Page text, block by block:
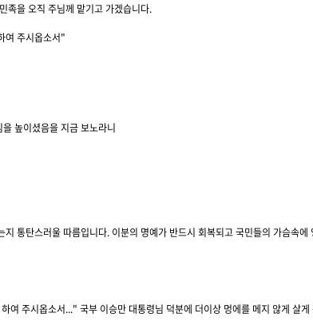
족을 오직 주님께 맡기고 가겠습니다.
여 주시옵소서"
높이셨음을 지금 보노라니
통탄스러울 따름입니다. 이분의 명예가 반드시 회복되고 국민들의 가슴속
여 주시옵소서..." 국부 이승만 대통령님 덕분에 더이상 멍에를 메지 않게 살